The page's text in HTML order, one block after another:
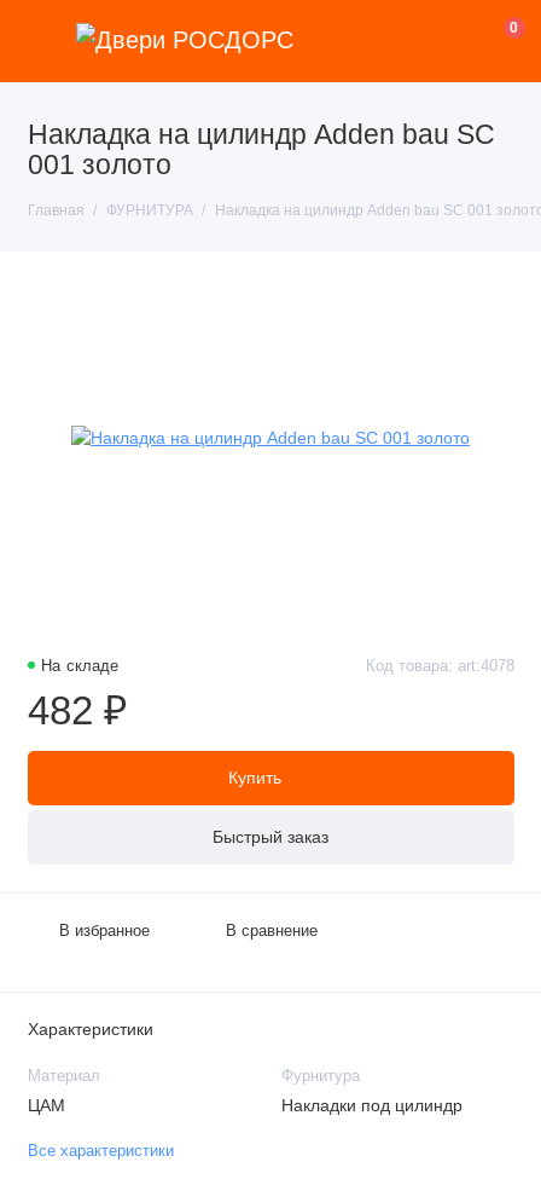
0
Накладка на цилиндр Adden bau SC
001 золото
Главная ФУРНИТУРА Накладка на цилиндр Adden bau SC 001
На складе Код товара: art:4078
482 ₽
Купить
Быстрый заказ
В избранное В сравнение
Характеристики
Материал
ЦАМ
Фурнитура
Накладки под цилиндр
Все характеристики